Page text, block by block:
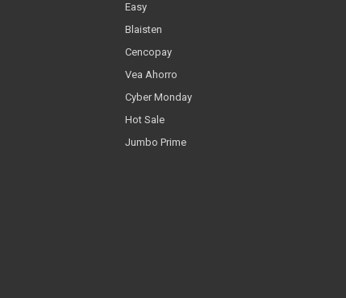
Easy
Blaisten
Cencopay
Vea Ahorro
Cyber Monday
Hot Sale
Jumbo Prime